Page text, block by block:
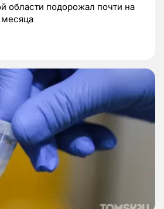
области подорожал почти на
месяца